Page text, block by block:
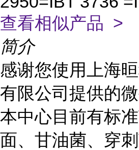
查看相似产品 >
简介
感谢您使用上海
有限公司提供的微
本中心目前有标
面、甘油菌、穿